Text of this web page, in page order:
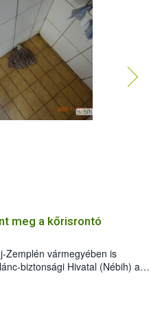
meg a kőrisrontó
Zemplén vármegyében is
biztonsági Hivatal (Nébih) a
planipennis) jelenlétét. A
találták meg, de már fertőzött